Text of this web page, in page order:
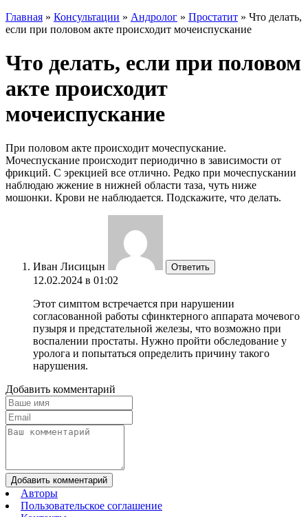
Главная » Консультации » Андролог » Простатит » Что делать,
если при половом акте происходит мочеиспускание
Что делать, если при половом
акте происходит
мочеиспускание
При половом акте происходит мочеспускание.
Мочеспускание происходит периодично в зависимости от
фрикций. С эрекцией все отлично. Редко при мочеспускании
наблюдаю жжение в нижней области таза, чуть ниже
мошонки. Крови не наблюдается. Подскажите, что делать.
Иван Лисицын Ответить
12.02.2024 в 01:02
Этот симптом встречается при нарушении
согласованной работы сфинктерного аппарата мочевого
пузыря и предстательной железы, что возможно при
воспалении простаты. Нужно пройти обследование у
уролога и попытаться определить причину такого
нарушения.
Добавить комментарий
Добавить комментарий
Авторы
Пользовательское соглашение